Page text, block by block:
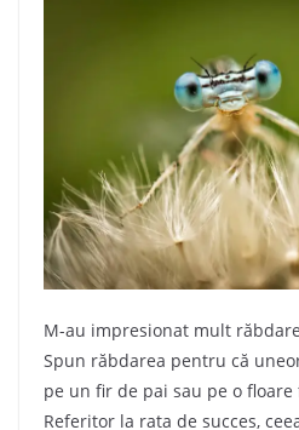
M-au impresionat mult
Spun răbdarea pentru că
pe un fir de pai sau pe o floare
Referitor la rata de succes,